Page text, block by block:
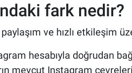
fark nedir?
ve hızlı etkileşim
hesabıyla doğrudan
mevcut Instagram